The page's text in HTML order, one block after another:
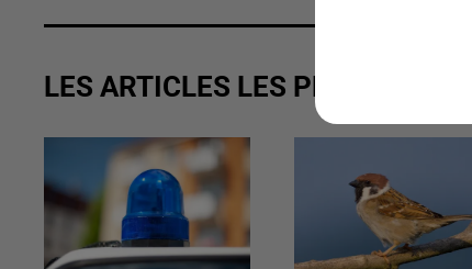
LES ARTICLES LES PLUS VUS